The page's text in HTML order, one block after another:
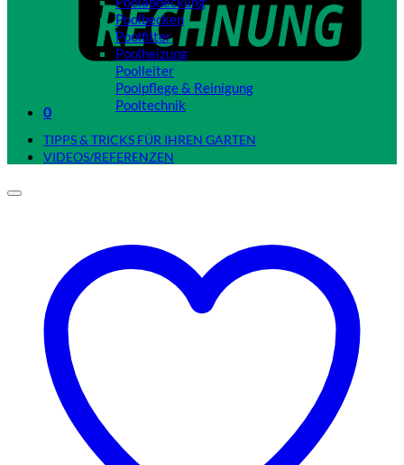
0
Poolbecken
Poolfilter
Poolheizung
Poolleiter
Poolpflege & Reinigung
Pooltechnik
TIPPS & TRICKS FÜR IHREN GARTEN
VIDEOS/REFERENZEN